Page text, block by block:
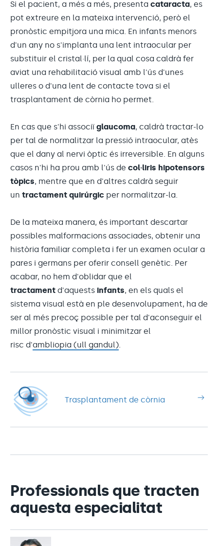
Si el pacient, a més a més, presenta cataracta, es
pot extreure en la mateixa intervenció, però el
pronòstic empitjora una mica. En infants menors
d'un any no s'implanta una lent intraocular per
substituir el cristal·lí, per la qual cosa caldrà fer
aviat una rehabilitació visual amb l'ús d'unes
ulleres o d'una lent de contacte tova si el
trasplantament de còrnia ho permet.
En cas que s'hi associï glaucoma, caldrà tractar-lo
per tal de normalitzar la pressió intraocular, atès
que el dany al nervi òptic és irreversible. En alguns
casos n'hi ha prou amb l'ús de col·liris hipotensors
tòpics, mentre que en d'altres caldrà seguir
un tractament quirúrgic per normalitzar-la.
De la mateixa manera, és important descartar
possibles malformacions associades, obtenir una
història familiar completa i fer un examen ocular a
pares i germans per oferir consell genètic. Per
acabar, no hem d'oblidar que el
tractament d'aquests infants, en els quals el
sistema visual està en ple desenvolupament, ha de
ser al més precoç possible per tal d'aconseguir el
millor pronòstic visual i minimitzar el
risc d'ambliopia (ull gandul).
Trasplantament de còrnia
Professionals que tracten
aquesta especialitat